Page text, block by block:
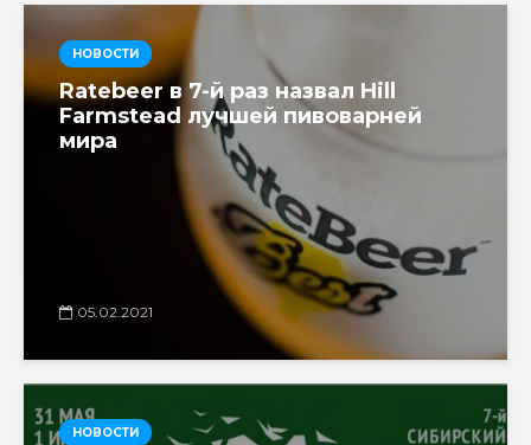
НОВОСТИ
Ratebeer в 7-й раз назвал Hill
Farmstead лучшей пивоварней
мира
05.02.2021
НОВОСТИ